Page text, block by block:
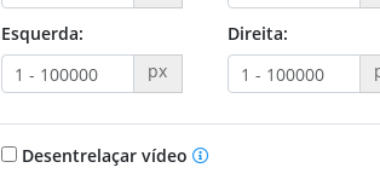
Esquerda:
px
Direita:
Desentrelaçar vídeo